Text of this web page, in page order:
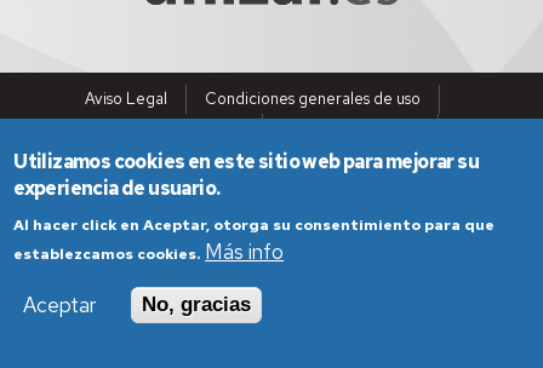
Aviso Legal
Condiciones generales de uso
Política de Accesibilidad
Utilizamos cookies en este sitio web para mejorar su
experiencia de usuario.
Al hacer click en Aceptar, otorga su consentimiento para que
establezcamos cookies. Más info
Aceptar
No, gracias